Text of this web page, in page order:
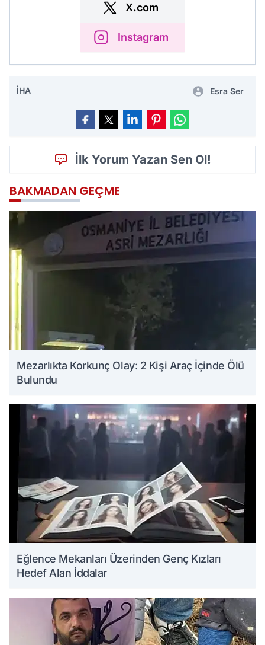
X.com
Instagram
İHA Esra Ser
İlk Yorum Yazan Sen Ol!
BAKMADAN GEÇME
Mezarlıkta Korkunç Olay: 2 Kişi Araç İçinde Ölü
Bulundu
Eğlence Mekanları Üzerinden Genç Kızları
Hedef Alan İddalar